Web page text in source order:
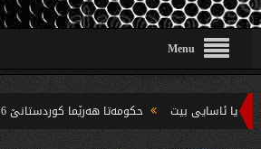
Menu
حکومەتا هەرێما کوردستانێ 6 پروژێن کارەبێ ل پارێزگەها دهوکێ هنارتنه‌ قوناغا بجهئینانێ